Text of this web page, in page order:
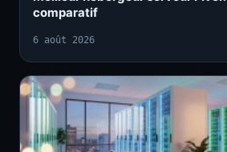
comparatif
6 août 2026